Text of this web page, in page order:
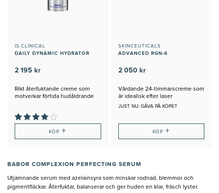
IS.CLINICAL
DAILY DYNAMIC HYDRATOR
2 195 kr
Rikt återfuktande creme som
motverkar förtida hudåldrande
KÖP+
SKINCEUTICALS
ADVANCED RGN-6
2 050 kr
Vårdande 24-timmarscreme som
är idealisk efter laser
JUST NU: GÅVA PÅ KÖPET
KÖP +
BABOR COMPLEXION PERFECTING SERUM
Utjämnande serum med azelainsyra som minskar rodnad, blemmor och
pigmentfläckar. Återfuktar, balanserar och ger huden en klar, fräsch lyster.